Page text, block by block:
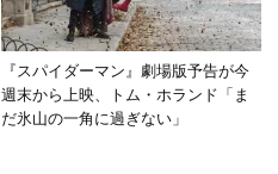
『スパイダーマン』劇場版予告が今
週末から上映、トム・ホランド「ま
だ氷山の一角に過ぎない」